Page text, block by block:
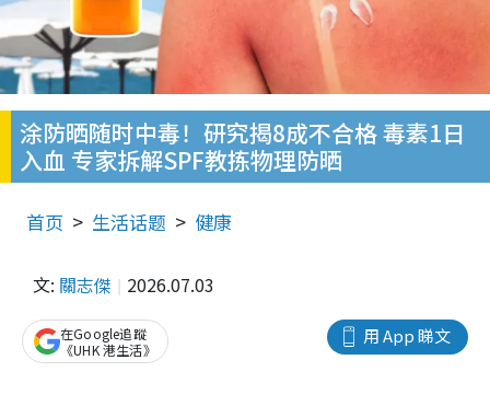
涂防晒随时中毒！研究揭8成不合格 毒素1日
入血 专家拆解SPF教拣物理防晒
首页 生活话题 健康
文: 關志傑 2026.07.03
用 App 睇文
在Google追蹤
《UHK 港生活》